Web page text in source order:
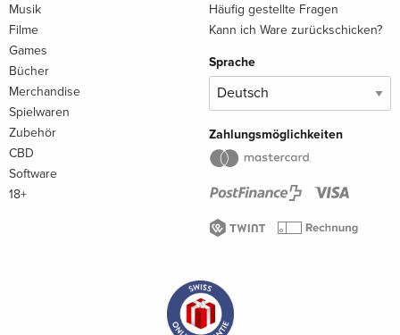
Musik
Filme
Games
Bücher
Merchandise
Spielwaren
Zubehör
CBD
Software
18+
Häufig gestellte Fragen
Kann ich Ware zurückschicken?
Sprache
Zahlungsmöglichkeiten